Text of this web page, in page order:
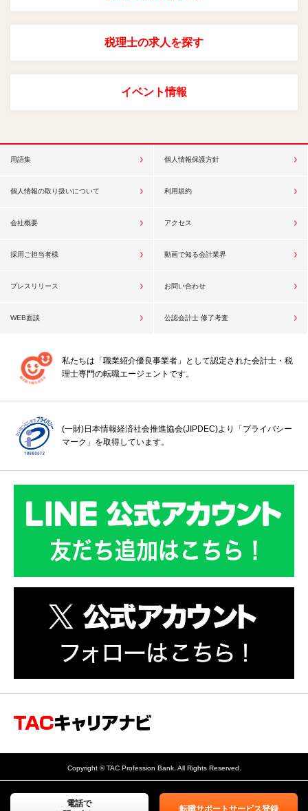
電話で
転職サポートサービス登録
税理士の求人を探す
イベント情報
会社概要 アクセス
個人情報保護方針
個人情報の取り扱いについて 利用規約
プレスリリース
採用ご担当者様
お問い合わせ
動画で知る会計業界
WEB面談 公認会計士 修了考査
用語集
私たちは「職業紹介優良事業者」として認定された会計士・税
理士専門の転職エージェントです。
(一財)日本情報経済社会推進協会(JIPDEC)より「プライバシー
マーク」を取得しています。
Copyright © TAC Profession Bank. All Rights Reserved.